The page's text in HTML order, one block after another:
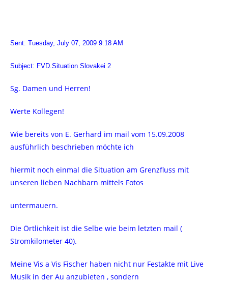
Sent: Tuesday, July 07, 2009 9:18 AM
Subject: FVD.Situation Slovakei 2
Sg. Damen und Herren!
Werte Kollegen!
Wie bereits von E. Gerhard im mail vom 15.09.2008
ausführlich beschrieben möchte ich
hiermit noch einmal die Situation am Grenzfluss mit
unseren lieben Nachbarn mittels Fotos
untermauern.
Die Örtlichkeit ist die Selbe wie beim letzten mail (
Stromkilometer 40).
Meine Vis a Vis Fischer haben nicht nur Festakte mit Live
Musik in der Au anzubieten , sondern